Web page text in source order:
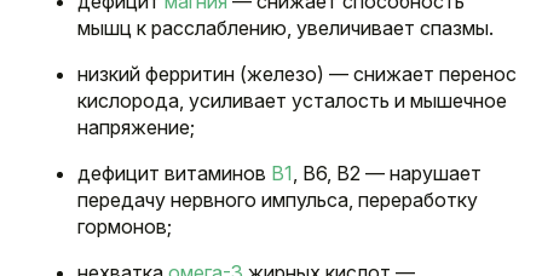
мышц к расслаблению, увеличивает спазмы.
низкий ферритин (железо) — снижает перенос
кислорода, усиливает усталость и мышечное
напряжение;
дефицит витаминов B1, B6, B2 — нарушает
передачу нервного импульса, переработку
гормонов;